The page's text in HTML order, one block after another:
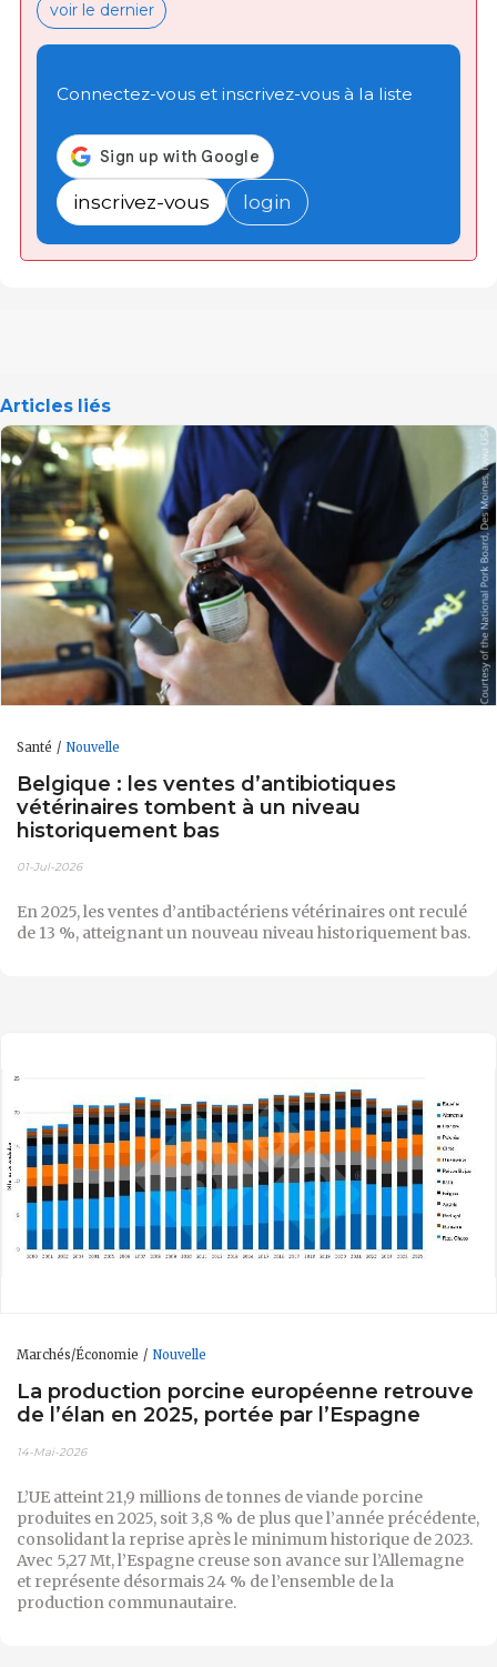
voir le dernier
Connectez-vous et inscrivez-vous à la liste
inscrivez-vous login
Articles liés
Santé Nouvelle
Belgique : les ventes d’antibiotiques
vétérinaires tombent à un niveau
historiquement bas
01-Jul-2026
En 2025, les ventes d’antibactériens vétérinaires ont reculé
de 13 %, atteignant un nouveau niveau historiquement bas.
Marchés/Économie Nouvelle
La production porcine européenne retrouve
de l’élan en 2025, portée par l’Espagne
14-Mai-2026
L’UE atteint 21,9 millions de tonnes de viande porcine
produites en 2025, soit 3,8 % de plus que l’année précédente,
consolidant la reprise après le minimum historique de 2023.
Avec 5,27 Mt, l’Espagne creuse son avance sur l’Allemagne
et représente désormais 24 % de l’ensemble de la
production communautaire.